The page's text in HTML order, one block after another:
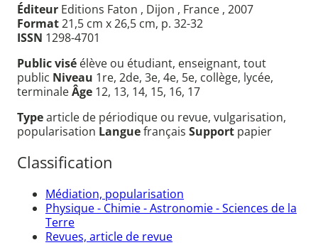
Éditeur Editions Faton , Dijon , France , 2007
Format21,5 cm x 26,5 cm, p. 32-32
ISSN 1298-4701
Public visé élève ou étudiant, enseignant, tout
public Niveau 1re, 2de, 3e, 4e, 5e, collège, lycée,
terminaleÂge 12, 13, 14, 15, 16, 17
Typearticle de périodique ou revue, vulgarisation,
popularisation Languefrançais Support papier
Classification
Médiation, popularisation
Physique - Chimie - Astronomie - Sciences de la
Terre
Revues, article de revue